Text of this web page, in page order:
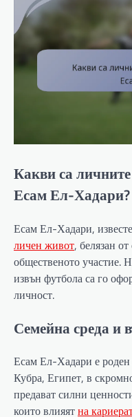
Какви са
Есам Ел-Хадари?
Есам Ел-Хадари,
личен живот, белязан
общественото участие.
извън футбола са го
личност.
Семейна среда и
Есам Ел-Хадари е
Кубра, Египет, в
предават силни
които влияятна